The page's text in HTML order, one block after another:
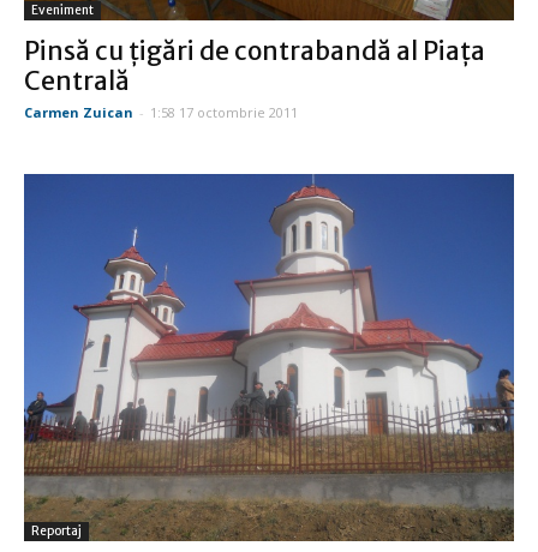
Eveniment
Pinsă cu ţigări de contrabandă al Piaţa
Centrală
Carmen Zuican - 1:58 17 octombrie 2011
Reportaj